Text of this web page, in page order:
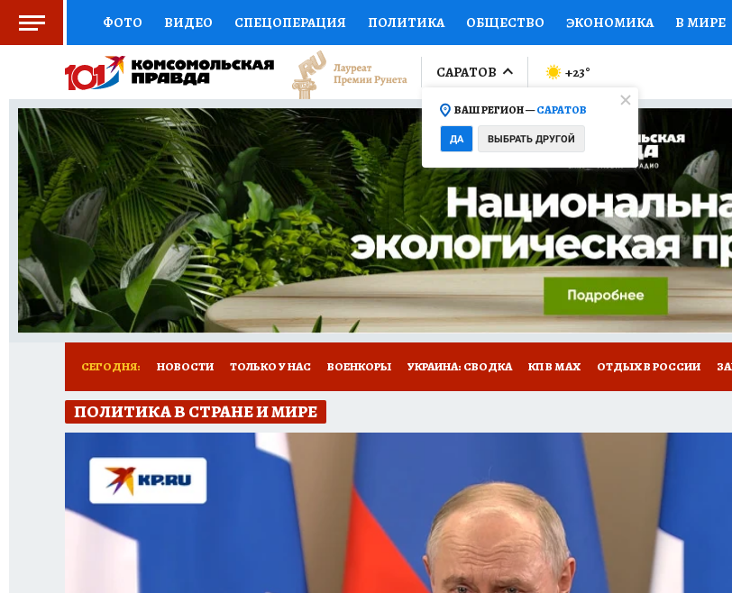
ФОТО ВИДЕО СПЕЦОПЕРАЦИЯ ПОЛИТИКА ОБЩЕСТВО ЭКОНОМИКА В МИРЕ
СОЦПОДДЕРЖКА НАУКА СПОРТ КОЛУМНИСТЫ ПРОИСШЕСТВИЯ
ВЫБОР ЭКСПЕРТОВ ДОКТОР ФИНАНСЫ ОТКРЫВАЕМ МИР Я ЗНАЮ СЕМЬЯ
КНИЖНАЯ ПОЛКА ПРОГНОЗЫ НА СПОРТ ПРОМОКОДЫ СЕРИАЛЫ СПЕЦПРОЕКТЫ
ПРЕСС-ЦЕНТР НЕДВИЖИМОСТЬ ТЕЛЕВИЗОР КОЛЛЕКЦИИ КОНКУРСЫ РАБОТА
РАДИО КП РЕКЛАМА ТЕСТЫ НОВОЕ НА САЙТЕ
САРАТОВ
ВАШ РЕГИОН —САРАТОВ
ДА ВЫБРАТЬ ДРУГОЙ
+23°
СЕГОДНЯ: НОВОСТИ ТОЛЬКО У НАС ВОЕНКОРЫ УКРАИНА: СВОДКА КП В МАХ ОТДЫХ В РОССИИ
ИСПЫТАНО НА СЕБЕ
ПОЛИТИКА В СТРАНЕ И МИРЕ